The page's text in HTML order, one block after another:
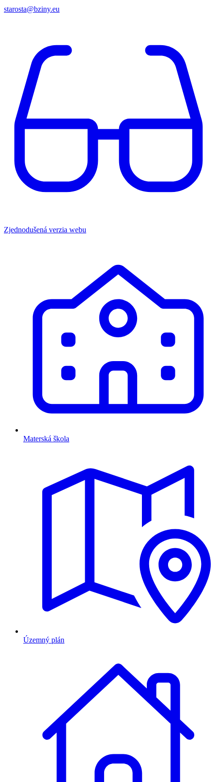
starosta@bziny.eu
Zjednodušená verzia webu
Materská škola
Územný plán